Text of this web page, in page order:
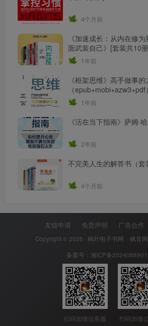
4个月前
《加速成长：从内在修
面武装自己》[套装共10
（epub+mobi+azw3+pdf）
1年前
《框架思维》高手做事的
（epub+mobi+azw3+pdf）
1年前
《活在当下指南》萨姆·
2年前
不完美人生的解答书（套
4个月前
友链申请 免责声明 广告合作
Copyright © 2025 · 枫叶电子书网 · 枫音
备案号： 湘ICP备2024086901
扫码加微信客服 扫码加微